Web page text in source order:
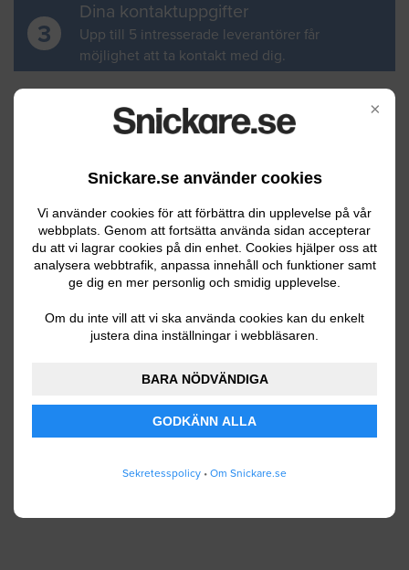
×
Snickare.se använder cookies
Vi använder cookies för att förbättra din upplevelse på vår
webbplats. Genom att fortsätta använda sidan accepterar
du att vi lagrar cookies på din enhet. Cookies hjälper oss att
analysera webbtrafik, anpassa innehåll och funktioner samt
ge dig en mer personlig och smidig upplevelse.
Om du inte vill att vi ska använda cookies kan du enkelt
justera dina inställningar i webbläsaren.
BARA NÖDVÄNDIGA
GODKÄNN ALLA
Sekretesspolicy • Om Snickare.se
3
Dina kontaktuppgifter
Upp till 5 intresserade leverantörer får
möjlighet att ta kontakt med dig.
Ditt för- och efternamn
Din e-postadress
Ditt telefonnummer
mina personuppgifter enligtanvändarvillkoren